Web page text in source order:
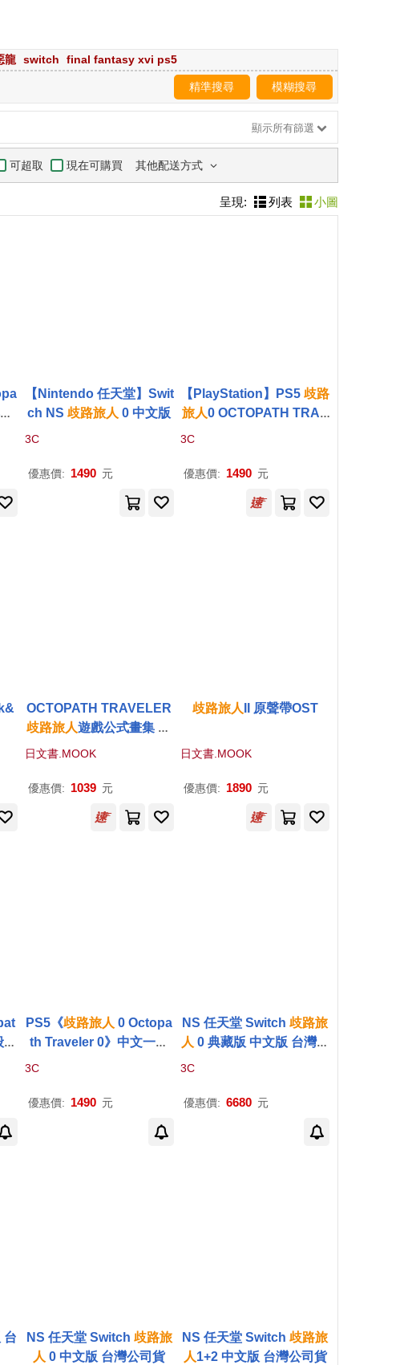
龍 switch final fantasy xvi ps5
精準搜尋 模糊搜尋
顯示所有篩選
可超取 現在可購買 其他配送方式
呈現: 列表 小圖
【Nintendo 任天堂】Swit
ch NS歧路旅人 0 中文版
3C
優惠價: 1490 元
【PlayStation】PS5歧路
旅人0 OCTOPATH TRAV
3C
優惠價: 1490 元
OCTOPATH TRAVELER
歧路旅人遊戲公式畫集 20
16-2020
日文書.MOOK
優惠價: 1039 元
歧路旅人 II 原聲帶OST
日文書.MOOK
優惠價: 1890 元
PS5《歧路旅人 0 Octopa
th Traveler 0》中文一般
3C
優惠價: 1490 元
NS 任天堂 Switch歧路旅
人 0 典藏版 中文版 台灣公
3C
優惠價: 6680 元
台
NS 任天堂 Switch 歧路旅
人 0 中文版 台灣公司貨
NS 任天堂 Switch歧路旅
人1+2 中文版 台灣公司貨